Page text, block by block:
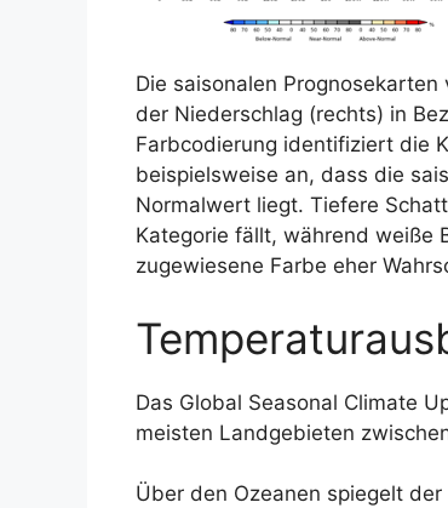
Die saisonalen
der Niederschlag (rechts) in
Farbcodierung identifiziert die
beispielsweise an, dass die
Normalwert liegt. Tiefere
Kategorie fällt, während weiße
zugewiesene Farbe eher
Das Global Seasonal Climate
meisten Landgebieten
Über den Ozeanen spiegelt